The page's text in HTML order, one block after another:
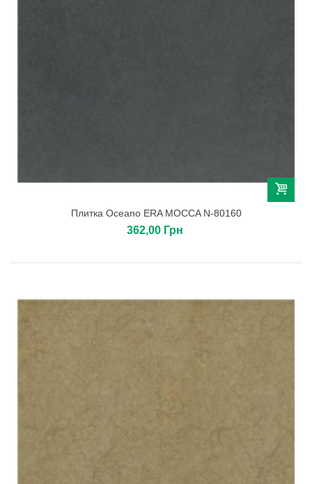
Плитка Oceano ERA MOCCA N-80160
362,00 Грн